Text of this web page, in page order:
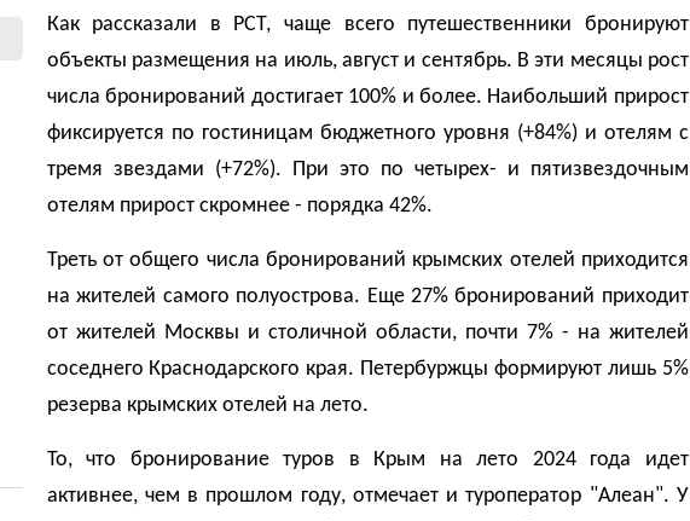
Как рассказали в РСТ, чаще всего путешественники бронируют
объекты размещения на июль, август и сентябрь. В эти месяцы рост
числа бронирований достигает 100% и более. Наибольший прирост
фиксируется по гостиницам бюджетного уровня (+84%) и отелям с
тремя звездами (+72%). При это по четырех- и пятизвездочным
отелям прирост скромнее - порядка 42%.
Треть от общего числа бронирований крымских отелей приходится
на жителей самого полуострова. Еще 27% бронирований приходит
от жителей Москвы и столичной области, почти 7% - на жителей
соседнего Краснодарского края. Петербуржцы формируют лишь 5%
резерва крымских отелей на лето.
То, что бронирование туров в Крым на лето 2024 года идет
активнее, чем в прошлом году, отмечает и туроператор "Алеан". У